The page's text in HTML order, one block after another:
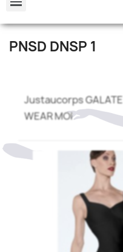
PNSD DNSP 1
Justaucorps GALATE
WEAR MOI